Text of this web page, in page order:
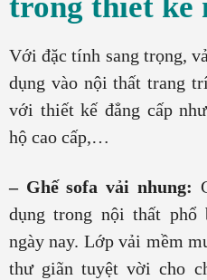
Với đặc tính sang trọng,
dụng vào nội thất trang
với thiết kế đẳng cấp
hộ cao cấp,…
– Ghế sofa vải nhung:
dụng trong nội thất phổ
ngày nay. Lớp vải mềm
thư giãn tuyệt vời cho